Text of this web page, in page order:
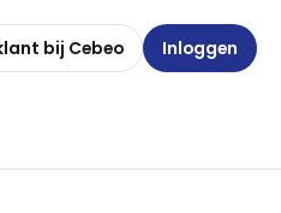
bij Cebeo Inloggen